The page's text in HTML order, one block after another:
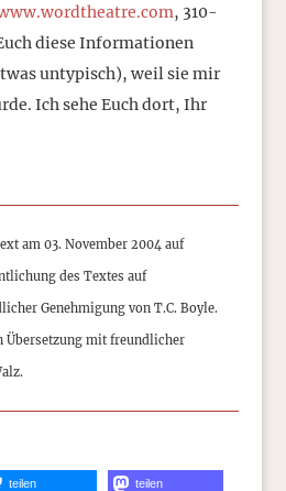
, 310-
diese Informationen
untypisch), weil sie mir
Ich sehe Euch dort, Ihr
am 03. November 2004 auf
des Textes auf
Genehmigung von T.C. Boyle.
Übersetzung mit freundlicher
teilen teilen